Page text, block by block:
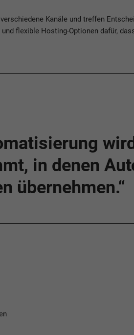
Kanäle und treffen
flexible Hosting-Optionen dafür,
in denen
übernehmen.“